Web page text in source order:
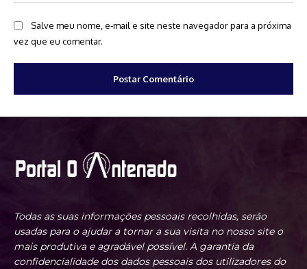
Salve meu nome, e-mail e site neste navegador para a próxima
vez que eu comentar.
Todas as suas informações pessoais recolhidas, serão
usadas para o ajudar a tornar a sua visita no nosso site o
mais produtiva e agradável possível. A garantia da
confidencialidade dos dados pessoais dos utilizadores do